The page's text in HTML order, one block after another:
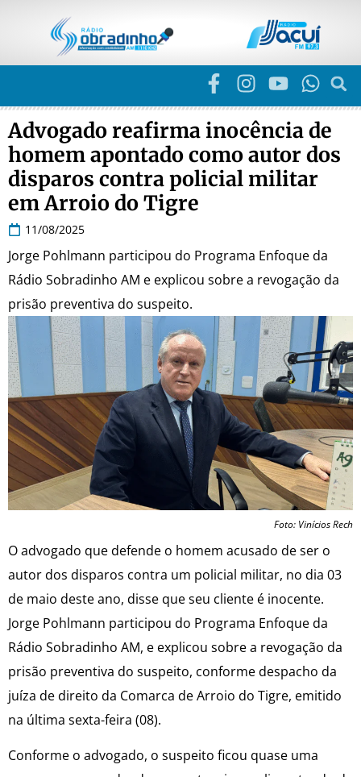
Advogado reafirma inocência de
homem apontado como autor dos
disparos contra policial militar
em Arroio do Tigre
11/08/2025
Jorge Pohlmann participou do Programa Enfoque da
Rádio Sobradinho AM e explicou sobre a revogação da
prisão preventiva do suspeito.
Foto: Vinícios Rech
O advogado que defende o homem acusado de ser o
autor dos disparos contra um policial militar, no dia 03
de maio deste ano, disse que seu cliente é inocente.
Jorge Pohlmann participou do Programa Enfoque da
Rádio Sobradinho AM, e explicou sobre a revogação da
prisão preventiva do suspeito, conforme despacho da
juíza de direito da Comarca de Arroio do Tigre, emitido
na última sexta-feira (08).
Conforme o advogado, o suspeito ficou quase uma